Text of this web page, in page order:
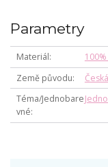
Parametry
Materiál
Země původu
Téma/Jednobare
vné